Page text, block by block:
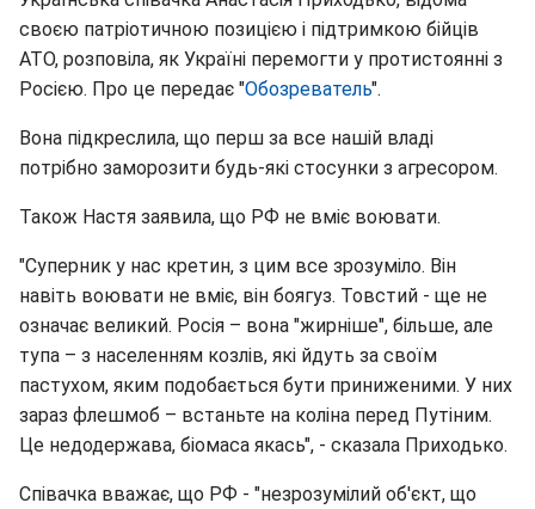
своєю патріотичною позицією і підтримкою бійців
АТО, розповіла, як Україні перемогти у протистоянні з
Росією. Про це передає "Обозреватель".
Вона підкреслила, що перш за все нашій владі
потрібно заморозити будь-які стосунки з агресором.
Також Настя заявила, що РФ не вміє воювати.
"Суперник у нас кретин, з цим все зрозуміло. Він
навіть воювати не вміє, він боягуз. Товстий - ще не
означає великий. Росія – вона "жирніше", більше, але
тупа – з населенням козлів, які йдуть за своїм
пастухом, яким подобається бути приниженими. У них
зараз флешмоб – встаньте на коліна перед Путіним.
Це недодержава, біомаса якась", - сказала Приходько.
Співачка вважає, що РФ - "незрозумілий об'єкт, що